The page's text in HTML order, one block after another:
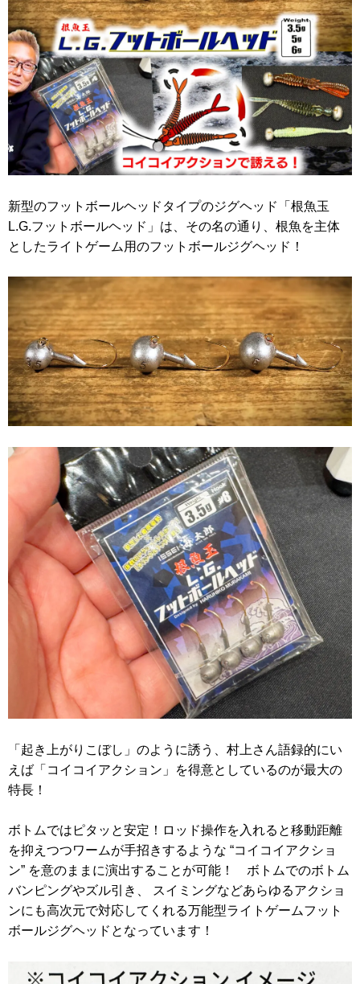
新型のフットボールヘッドタイプのジグヘッド「根魚玉
L.G.フットボールヘッド」は、その名の通り、根魚を主体
としたライトゲーム用のフットボールジグヘッド！
「起き上がりこぼし」のように誘う、村上さん語録的にい
えば「コイコイアクション」を得意としているのが最大の
特長！
ボトムではピタッと安定！ロッド操作を入れると移動距離
を抑えつつワームが手招きするような “コイコイアクショ
ン” を意のままに演出することが可能！ ボトムでのボトム
バンピングやズル引き、 スイミングなどあらゆるアクショ
ンにも高次元で対応してくれる万能型ライトゲームフット
ボールジグヘッドとなっています！